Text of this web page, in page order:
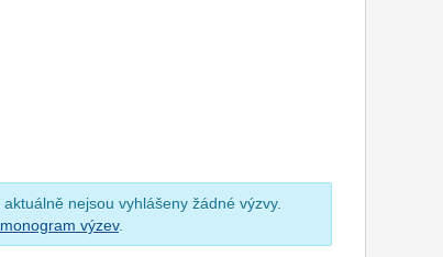
nejsou vyhlášeny žádné výzvy.
výzev.